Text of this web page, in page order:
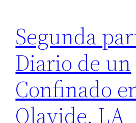
Segunda
Diario de un
Confinado
Olavide. LA